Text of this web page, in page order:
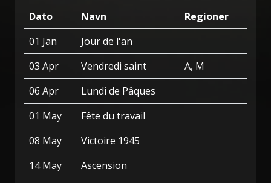
Dato Navn
Regioner
01 Jan
Jour de l'an
03 Apr
Vendredi saint
A, M
06 Apr
Lundi de Pâques
01 May
Fête du travail
08 May
Victoire 1945
14 May
Ascension